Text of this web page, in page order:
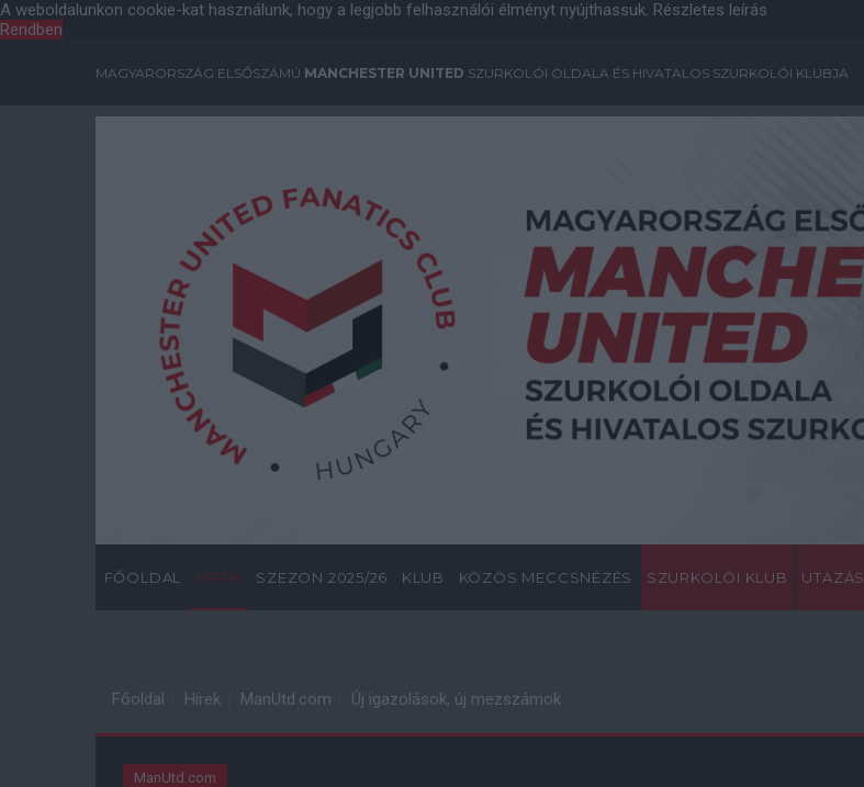
A weboldalunkon cookie-kat használunk, hogy a legjobb felhasználói élményt nyújthassuk. Részletes leírás
Rendben
MAGYARORSZÁG ELSŐSZÁMÚ MANCHESTER UNITED SZURKOLÓI OLDALA ÉS HIVATALOS SZURKOLÓI KLUBJA
FŐOLDAL HÍREK SZEZON 2025/26 KLUB KÖZÖS MECCSNÉZÉS SZURKOLÓI KLUB UTAZÁS
Főoldal Hírek ManUtd.com Új igazolások, új mezszámok
ManUtd.com